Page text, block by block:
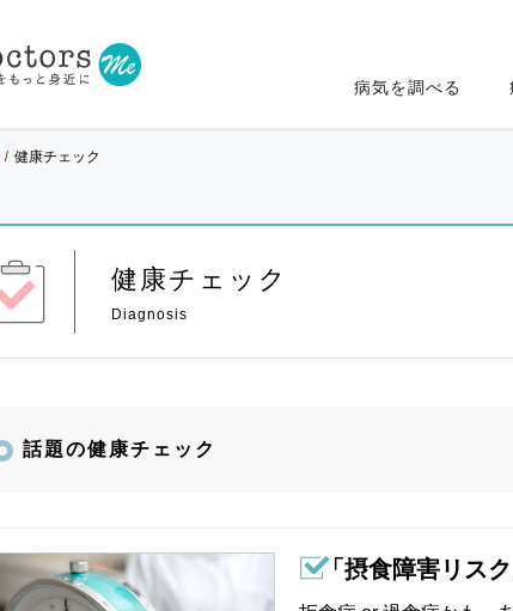
病気を調べる
健康チェック
健康チェック
話題の健康チェック
「摂食障害リス